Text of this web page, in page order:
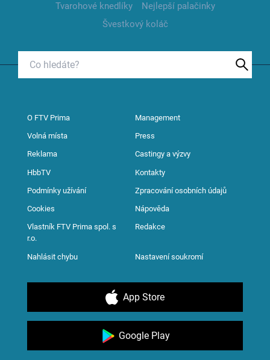
Tvarohové knedlíky
Nejlepší palačinky
Švestkový koláč
O FTV Prima Management
Volná místa Press
Reklama Castingy a výzvy
HbbTV Kontakty
Podmínky užívání Zpracování osobních údajů
Cookies Nápověda
Vlastník FTV Prima spol. s
r.o.
Redakce
Nahlásit chybu Nastavení soukromí
App Store
Google Play